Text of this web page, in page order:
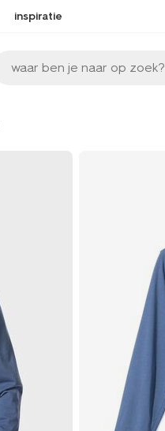
inspiratie
waar ben je naar op zoek?